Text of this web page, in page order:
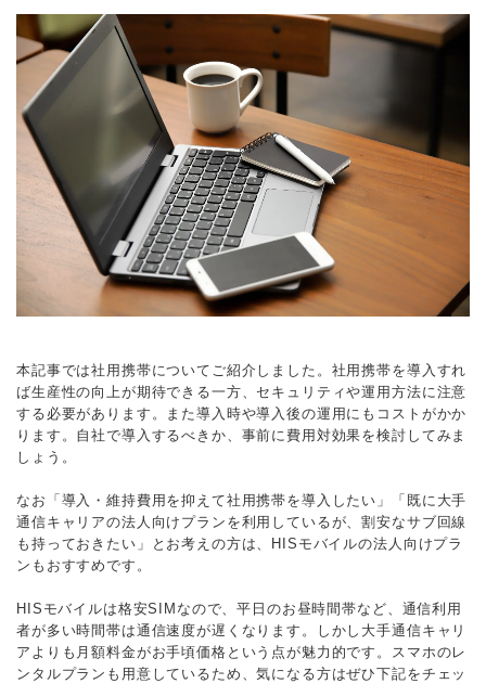
本記事では社用携帯についてご紹介しました。社用携帯を導入すれ
ば生産性の向上が期待できる一方、セキュリティや運用方法に注意
する必要があります。また導入時や導入後の運用にもコストがかか
ります。自社で導入するべきか、事前に費用対効果を検討してみま
しょう。
なお「導入・維持費用を抑えて社用携帯を導入したい」「既に大手
通信キャリアの法人向けプランを利用しているが、割安なサブ回線
も持っておきたい」とお考えの方は、HISモバイルの法人向けプラ
ンもおすすめです。
HISモバイルは格安SIMなので、平日のお昼時間帯など、通信利用
者が多い時間帯は通信速度が遅くなります。しかし大手通信キャリ
アよりも月額料金がお手頃価格という点が魅力的です。スマホのレ
ンタルプランも用意しているため、気になる方はぜひ下記をチェッ